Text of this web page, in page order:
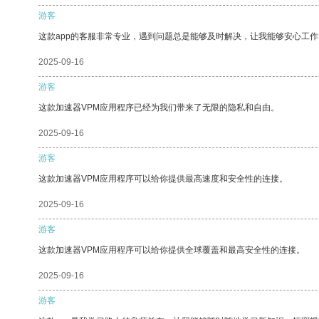
游客
这款app的客服非常专业，遇到问题总是能够及时解决，让我能够安心工
2025-09-16
游客
这款加速器VPM应用程序已经为我们带来了无限的隐私和自由。
2025-09-16
游客
这款加速器VPM应用程序可以给你提供最高速度和安全性的连接。
2025-09-16
游客
这款加速器VPM应用程序可以给你提供全球覆盖和最高安全性的连接。
2025-09-16
游客